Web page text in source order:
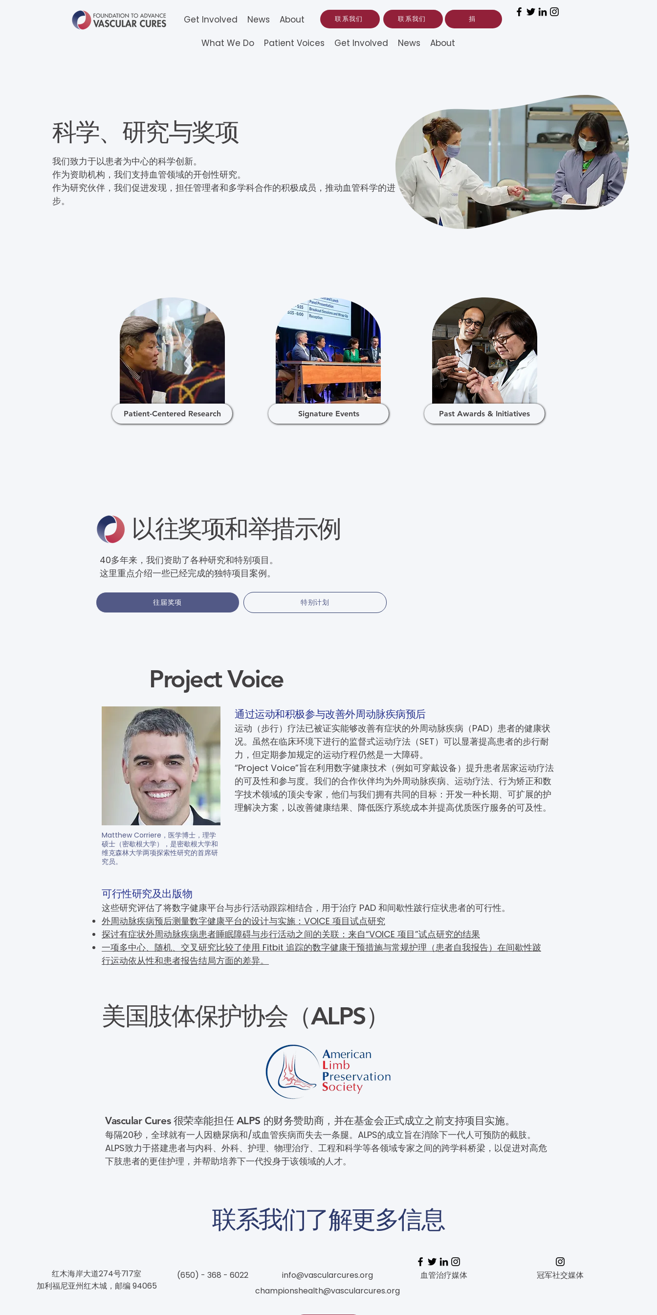
Get Involved News About 联系我们 联系我们 捐
What We Do Patient Voices Get Involved News About
科学、研究与奖项
我们致力于以患者为中心的科学创新。
作为资助机构，我们支持血管领域的开创性研究。
作为研究伙伴，我们促进发现，担任管理者和多学科合作的积极成员，推动血管科学的进
步。
Patient-Centered Research Signature Events Past Awards & Initiatives
以往奖项和举措示例
40多年来，我们资助了各种研究和特别项目。
这里重点介绍一些已经完成的独特项目案例。
往届奖项 特别计划
Project Voice
Matthew Corriere，医学博士，理学
硕士（密歇根大学），是密歇根大学和
维克森林大学两项探索性研究的首席研
究员。
通过运动和积极参与改善外周动脉疾病预后
运动（步行）疗法已被证实能够改善有症状的外周动脉疾病（PAD）患者的健康状
况。虽然在临床环境下进行的监督式运动疗法（SET）可以显著提高患者的步行耐
力，但定期参加规定的运动疗程仍然是一大障碍。
“Project Voice”旨在利用数字健康技术（例如可穿戴设备）提升患者居家运动疗法
的可及性和参与度。我们的合作伙伴均为外周动脉疾病、运动疗法、行为矫正和数
字技术领域的顶尖专家，他们与我们拥有共同的目标：开发一种长期、可扩展的护
理解决方案，以改善健康结果、降低医疗系统成本并提高优质医疗服务的可及性。
可行性研究及出版物
这些研究评估了将数字健康平台与步行活动跟踪相结合，用于治疗 PAD 和间歇性跛行症状患者的可行性。
外周动脉疾病预后测量数字健康平台的设计与实施：VOICE 项目试点研究
探讨有症状外周动脉疾病患者睡眠障碍与步行活动之间的关联：来自“VOICE 项目”试点研究的结果
一项多中心、随机、交叉研究比较了使用 Fitbit 追踪的数字健康干预措施与常规护理（患者自我报告）在间歇性跛
行运动依从性和患者报告结局方面的差异。
美国肢体保护协会（ALPS）
Vascular Cures 很荣幸能担任 ALPS 的财务赞助商，并在基金会正式成立之前支持项目实施。
每隔20秒，全球就有一人因糖尿病和/或血管疾病而失去一条腿。ALPS的成立旨在消除下一代人可预防的截肢。
ALPS致力于搭建患者与内科、外科、护理、物理治疗、工程和科学等各领域专家之间的跨学科桥梁，以促进对高危
下肢患者的更佳护理，并帮助培养下一代投身于该领域的人才。
联系我们了解更多信息
红木海岸大道274号717室
加利福尼亚州红木城，邮编 94065
(650) - 368 - 6022
info@vascularcures.org
championshealth@vascularcures.org
血管治疗媒体 冠军社交媒体